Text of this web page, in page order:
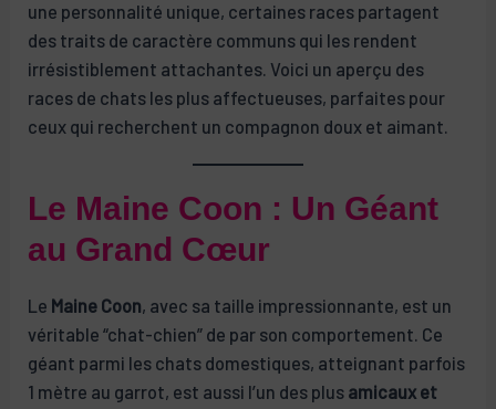
une personnalité unique, certaines races partagent
des traits de caractère communs qui les rendent
irrésistiblement attachantes. Voici un aperçu des
races de chats les plus affectueuses, parfaites pour
ceux qui recherchent un compagnon doux et aimant.
Le Maine Coon : Un Géant
au Grand Cœur
Le Maine Coon, avec sa taille impressionnante, est un
véritable “chat-chien” de par son comportement. Ce
géant parmi les chats domestiques, atteignant parfois
1 mètre au garrot, est aussi l’un des plus amicaux et